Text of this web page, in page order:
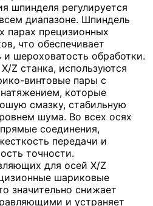
шпинделя регулируется
диапазоне. Шпиндель
парах прецизионных
что обеспечивает
шероховатость обработки.
Z станка, используются
винтовые пары с
которые
смазку, стабильную
шума. Во всех осях
соединения,
передачи и
точности.
для осей X/Z
шариковые
значительно снижает
и устраняет